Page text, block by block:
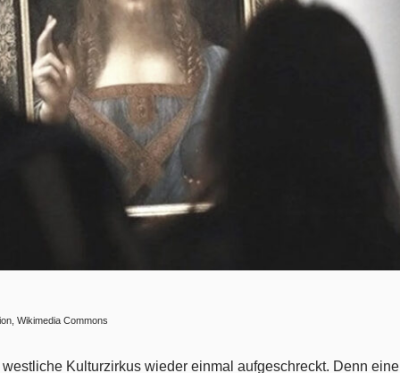
Wikimedia Commons
westliche Kulturzirkus wieder einmal aufgeschreckt. Denn eine